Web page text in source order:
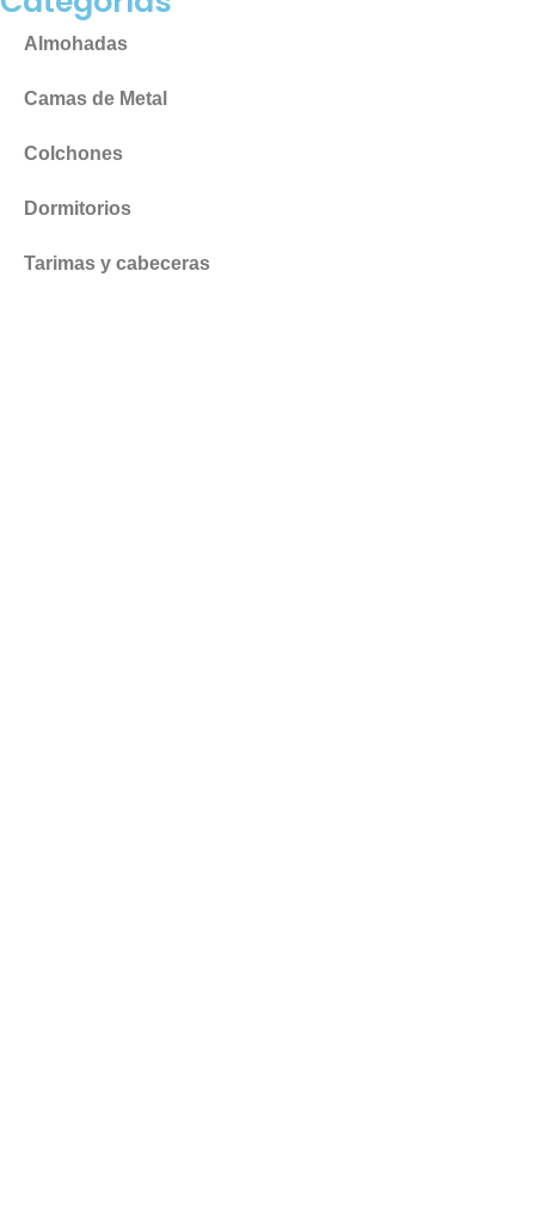
Almohadas
Camas de Metal
Colchones
Dormitorios
Tarimas y cabeceras